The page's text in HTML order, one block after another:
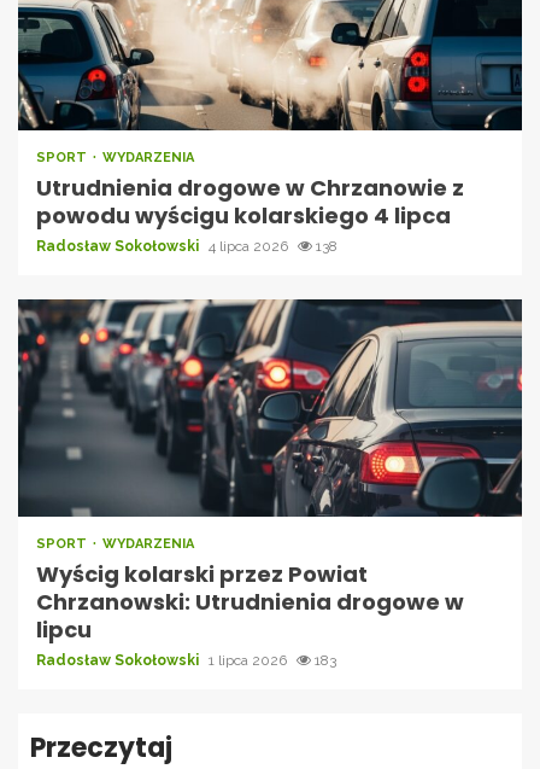
SPORT WYDARZENIA
Utrudnienia drogowe w Chrzanowie z
powodu wyścigu kolarskiego 4 lipca
Radosław Sokołowski 4 lipca 2026 138
SPORT WYDARZENIA
Wyścig kolarski przez Powiat
Chrzanowski: Utrudnienia drogowe w
lipcu
Radosław Sokołowski 1 lipca 2026 183
Przeczytaj